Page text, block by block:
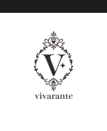
vivarante